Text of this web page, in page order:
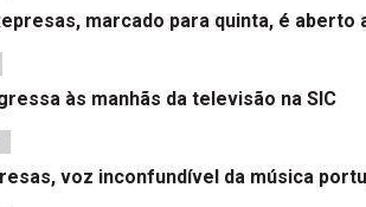
marcado para quinta, é aberto
às manhãs da televisão na SIC
voz inconfundível da música